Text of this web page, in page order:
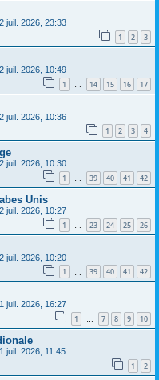
juil. 2026, 23:33
1 2 3
juil. 2026, 10:49
1 … 14 15 16 17
juil. 2026, 10:36
1 2 3 4
juil. 2026, 10:30
1 … 39 40 41 42
Unis
juil. 2026, 10:27
1 … 23 24 25 26
juil. 2026, 10:20
1 39 40 41 42
juil. 2026, 16:27
1 … 7 8 9 10
juil. 2026, 11:45
1 2